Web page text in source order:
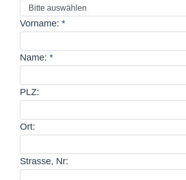
Vorname: *Pflichtfeld
Name: *Pflichtfeld
PLZ:
Ort:
Strasse, Nr: